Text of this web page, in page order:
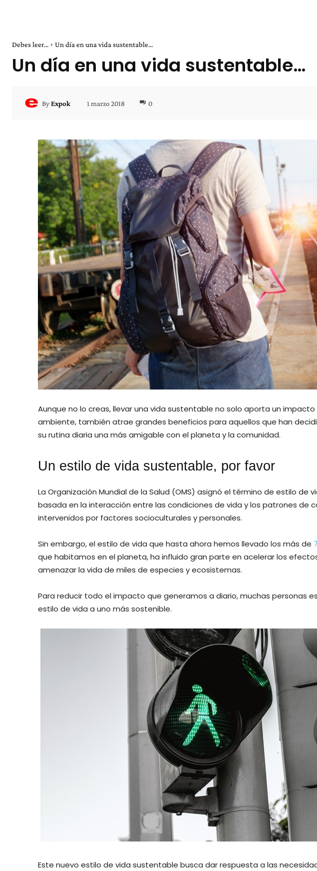
Debes leer... Un día en una vida sustentable...
Un día en una vida sustentable…
ByExpok 1 marzo 2018 0
Aunque no lo creas, llevar una vida sustentable no solo aporta un
ambiente, también atrae grandes beneficios para aquellos que han
su rutina diaria una más amigable con el planeta y la comunidad.
Un estilo de vida sustentable, por favor
La Organización Mundial de la Salud (OMS) asignó el término de estilo de
basada en la interacción entre las condiciones de vida y los patrones de
intervenidos por factores socioculturales y personales.
Sin embargo, el estilo de vida que hasta ahora hemos llevado los más de
que habitamos en el planeta, ha influido gran parte en acelerar los
amenazar la vida de miles de especies y ecosistemas.
Para reducir todo el impacto que generamos a diario, muchas personas
estilo de vida a uno más sostenible.
Este nuevo estilo de vida sustentable busca dar respuesta a las